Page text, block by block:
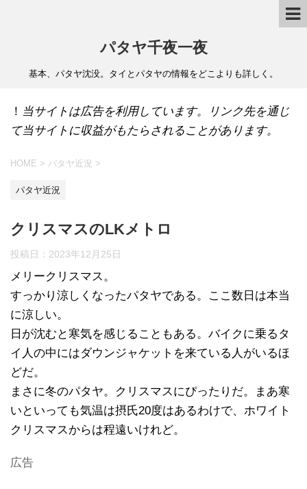
パタヤ千夜一夜
基本、パタヤ沈没。タイとパタヤの情報をどこよりも詳しく。
！ 当サイトは広告を利用しています。リンク先を通じ
て当サイトに収益がもたらされることがあります。
HOME > パタヤ近況 >
パタヤ近況
クリスマスのLKメトロ
投稿日： 2023年12月25日
メリークリスマス。
すっかり涼しくなったパタヤである。ここ数日は本当
に涼しい。
日が沈むと寒気を感じることもある。バイクに乗るタ
イ人の中にはダウンジャケットを来ている人がいるほ
どだ。
まさに冬のパタヤ。クリスマスにぴったりだ。まあ寒
いといっても気温は摂氏20度はあるわけで、ホワイト
クリスマスからは程遠いけれど。
広告